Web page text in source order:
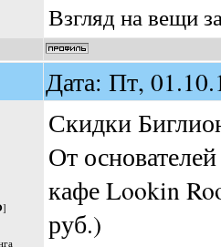
Взгляд на вещи
Дата: Пт,
]
Скидки
От
кафе Lookin
руб.)